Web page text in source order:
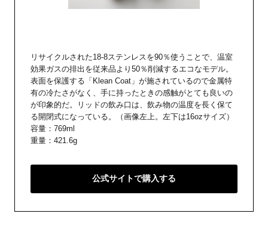
リサイクルされた18-8ステンレスを90％使うことで、温室
効果ガスの排出を従来品より50％削減するエコなモデル。
表面を保護する「Klean Coat」が施されているので金属特
有の冷たさがなく、手に持ったときの感触がとても良いの
が印象的だ。リッドの飲み口は、飲み物の温度を長く保て
る開閉式になっている。（画像左上。左下は16ozサイズ）
容量：769ml
重量：421.6g
公式サイトで購入する